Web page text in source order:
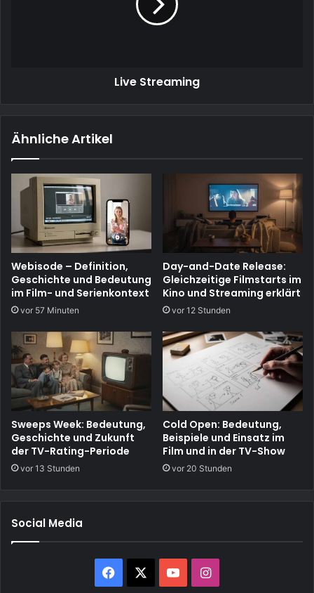
Live Streaming
Ähnliche Artikel
Webisode – Definition,
Geschichte und Bedeutung
im Film- und Serienkontext
vor 57 Minuten
Day-and-Date Release:
Gleichzeitige Filmstarts im
Kino und Streaming erklärt
vor 12 Stunden
Sweeps Week: Bedeutung,
Geschichte und Zukunft
der TV-Rating-Periode
vor 13 Stunden
Cold Open: Bedeutung,
Beispiele und Einsatz im
Film und in der TV-Show
vor 20 Stunden
Social Media
Facebook YouTubeInstagram